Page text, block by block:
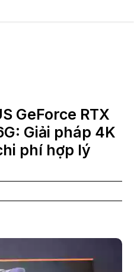
công nghệ
GeForce RTX
Giải pháp 4K
phí hợp lý